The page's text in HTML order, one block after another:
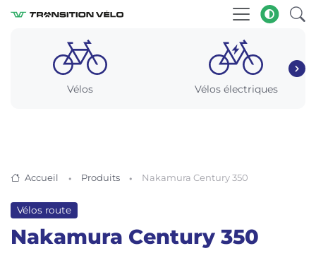
Vélos Vélos électriques
Accueil Produits Nakamura Century 350
Vélos route
Nakamura Century 350